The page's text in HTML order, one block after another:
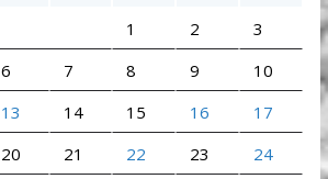
1
2
3
6 7 8 9
10
13 14 15 16
17
20 21 22 23
24